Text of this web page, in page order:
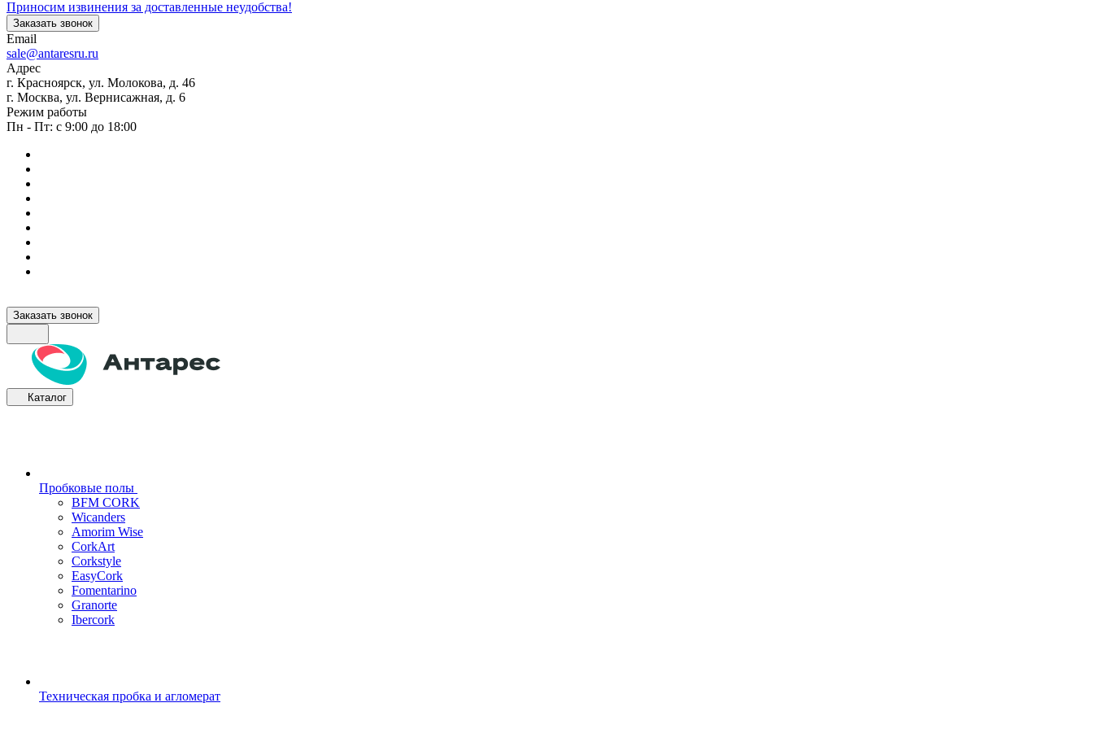
Приносим извинения за доставленные неудобства!
Заказать звонок
Email
sale@antaresru.ru
Адрес
г. Красноярск, ул. Молокова, д. 46
г. Москва, ул. Вернисажная, д. 6
Режим работы
Пн - Пт: с 9:00 до 18:00
Заказать звонок
Каталог
Пробковые полы
BFM CORK
Wicanders
Amorim Wise
CorkArt
Corkstyle
EasyCork
Fomentarino
Granorte
Ibercork
Техническая пробка и агломерат